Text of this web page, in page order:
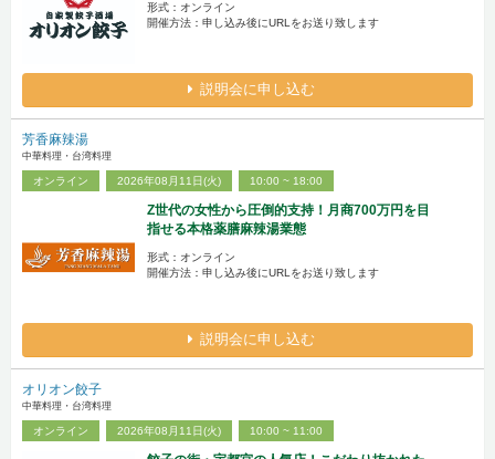
形式：オンライン
開催方法：申し込み後にURLをお送り致します
説明会に申し込む
芳香麻辣湯
中華料理・台湾料理
オンライン 2026年08月11日(火) 10:00 ~ 18:00
Z世代の女性から圧倒的支持！月商700万円を目
指せる本格薬膳麻辣湯業態
形式：オンライン
開催方法：申し込み後にURLをお送り致します
説明会に申し込む
オリオン餃子
中華料理・台湾料理
オンライン 2026年08月11日(火) 10:00 ~ 11:00